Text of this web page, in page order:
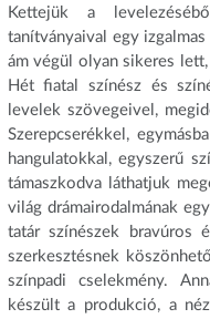
Kettejük a
tanítványaival egy
ám végül olyan sikeres
Hét fiatal színész és
levelek szövegeivel,
Szerepcserékkel,
hangulatokkal, egyszerű
támaszkodva láthatjuk
világ drámairodalmának
tatár színészek bravúros
szerkesztésnek
színpadi cselekmény.
készült a produkció, a